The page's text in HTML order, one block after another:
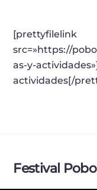
[prettyfilelink
src=»https://
as-y-
actividades[/
Festival